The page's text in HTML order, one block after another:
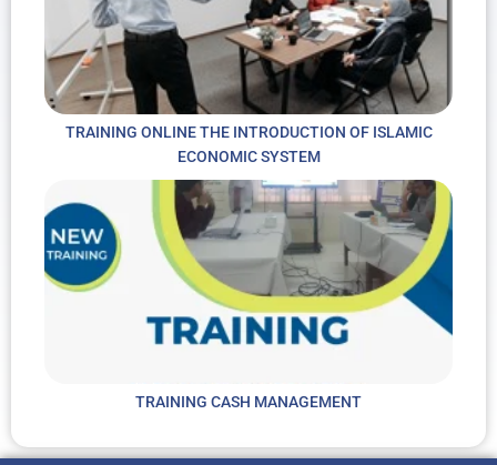
TRAINING ONLINE THE INTRODUCTION OF ISLAMIC
ECONOMIC SYSTEM
TRAINING CASH MANAGEMENT